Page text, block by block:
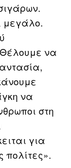
μεγάλο.
να
να
στη
για
πολίτες».